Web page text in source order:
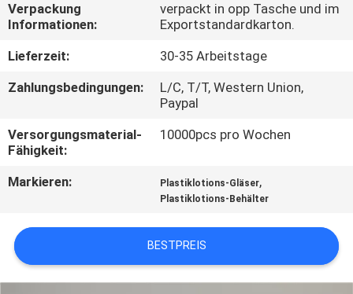
MIT
UNS
VERBINDUNG
FORDERN
SIE
ZITAT
SITEMAP
Verpackung
Informationen:
verpackt in opp Tasche und im
Exportstandardkarton.
Lieferzeit:
30-35 Arbeitstage
Zahlungsbedingungen:
L/C, T/T, Western Union,
Paypal
Versorgungsmaterial-
Fähigkeit:
10000pcs pro Wochen
Markieren: Plastiklotions-Gläser,
Plastiklotions-Behälter
BESTPREIS